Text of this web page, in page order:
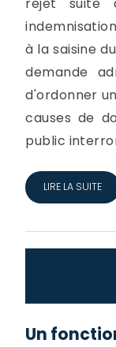
à la saisine
demande
d'ordonner
causes de
public
LIRE LA SUITE
Un